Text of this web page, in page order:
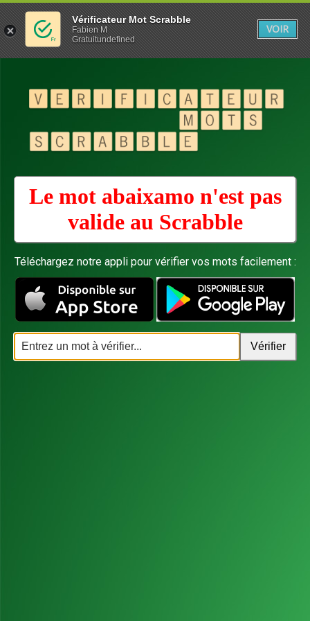
Le mot abaixamo n'est pas
valide au Scrabble
Téléchargez notre appli pour vérifier vos mots facilement :
Vérificateur Mot Scrabble
Fabien M
Gratuitundefined
VOIR